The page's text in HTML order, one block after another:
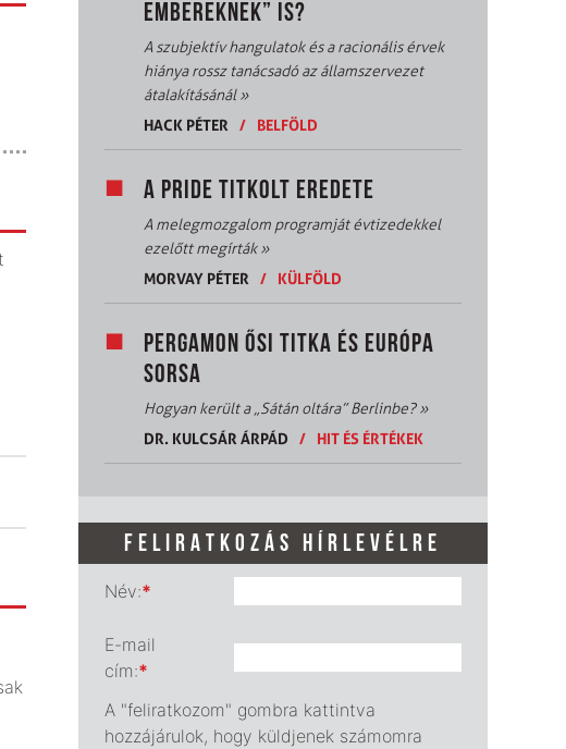
EMBEREKNEK” IS?
A szubjektív hangulatok és a racionális érvek
hiánya rossz tanácsadó az államszervezet
átalakításánál»
HACK PÉTER
/ BELFÖLD
A PRIDE TITKOLT EREDETE
A melegmozgalom programját évtizedekkel
ezelőtt megírták»
MORVAY PÉTER
/ KÜLFÖLD
PERGAMON ŐSI TITKA ÉS EURÓPA
SORSA
Hogyan került a „Sátán oltára” Berlinbe?»
DR. KULCSÁR ÁRPÁD
/ HIT ÉS ÉRTÉKEK
FELIRATKOZÁS HÍRLEVÉLRE
Név:*
E-mail
cím:*
A "feliratkozom" gombra kattintva
hozzájárulok, hogy küldjenek számomra